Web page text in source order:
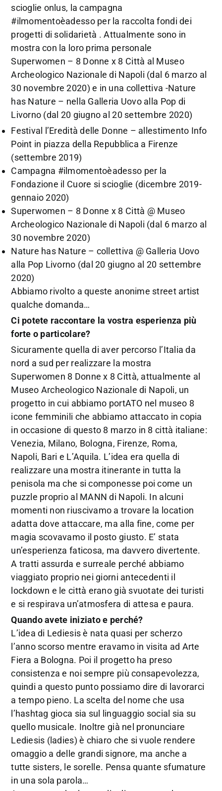
scioglie onlus, la campagna
#ilmomentoèadesso per la raccolta fondi dei
progetti di solidarietà . Attualmente sono in
mostra con la loro prima personale
Superwomen – 8 Donne x 8 Città al Museo
Archeologico Nazionale di Napoli (dal 6 marzo al
30 novembre 2020) e in una collettiva -Nature
has Nature – nella Galleria Uovo alla Pop di
Livorno (dal 20 giugno al 20 settembre 2020)
Festival l’Eredità delle Donne – allestimento Info
Point in piazza della Repubblica a Firenze
(settembre 2019)
Campagna #ilmomentoèadesso per la
Fondazione il Cuore si scioglie (dicembre 2019-
gennaio 2020)
Superwomen – 8 Donne x 8 Città @ Museo
Archeologico Nazionale di Napoli (dal 6 marzo al
30 novembre 2020)
Nature has Nature – collettiva @ Galleria Uovo
alla Pop Livorno (dal 20 giugno al 20 settembre
2020)
Abbiamo rivolto a queste anonime street artist
qualche domanda…
Ci potete raccontare la vostra esperienza più
forte o particolare?
Sicuramente quella di aver percorso l’Italia da
nord a sud per realizzare la mostra
Superwomen 8 Donne x 8 Città, attualmente al
Museo Archeologico Nazionale di Napoli, un
progetto in cui abbiamo portATO nel museo 8
icone femminili che abbiamo attaccato in copia
in occasione di questo 8 marzo in 8 città italiane:
Venezia, Milano, Bologna, Firenze, Roma,
Napoli, Bari e L’Aquila. L’idea era quella di
realizzare una mostra itinerante in tutta la
penisola ma che si componesse poi come un
puzzle proprio al MANN di Napoli. In alcuni
momenti non riuscivamo a trovare la location
adatta dove attaccare, ma alla fine, come per
magia scovavamo il posto giusto. E’ stata
un’esperienza faticosa, ma davvero divertente.
A tratti assurda e surreale perché abbiamo
viaggiato proprio nei giorni antecedenti il
lockdown e le città erano già svuotate dei turisti
e si respirava un’atmosfera di attesa e paura.
Quando avete iniziato e perché?
L’idea di Lediesis è nata quasi per scherzo
l’anno scorso mentre eravamo in visita ad Arte
Fiera a Bologna. Poi il progetto ha preso
consistenza e noi sempre più consapevolezza,
quindi a questo punto possiamo dire di lavorarci
a tempo pieno. La scelta del nome che usa
l’hashtag gioca sia sul linguaggio social sia su
quello musicale. Inoltre già nel pronunciare
Lediesis (ladies) è chiaro che si vuole rendere
omaggio a delle grandi signore, ma anche a
tutte sisters, le sorelle. Pensa quante sfumature
in una sola parola…